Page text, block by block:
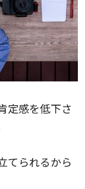
定感を低下さ
てられるから